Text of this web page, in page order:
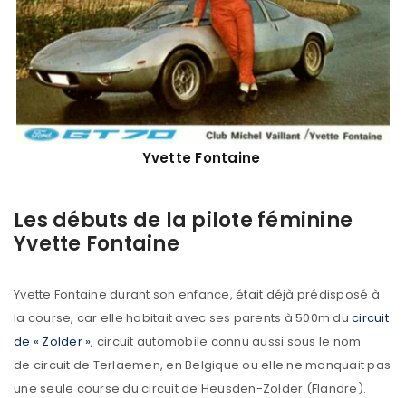
Yvette Fontaine
Les débuts de la pilote féminine
Yvette Fontaine
Yvette Fontaine durant son enfance, était déjà prédisposé à
la course, car elle habitait avec ses parents à 500m du circuit
de « Zolder », circuit automobile connu aussi sous le nom
de circuit de Terlaemen, en Belgique ou elle ne manquait pas
une seule course du circuit de Heusden-Zolder (Flandre).